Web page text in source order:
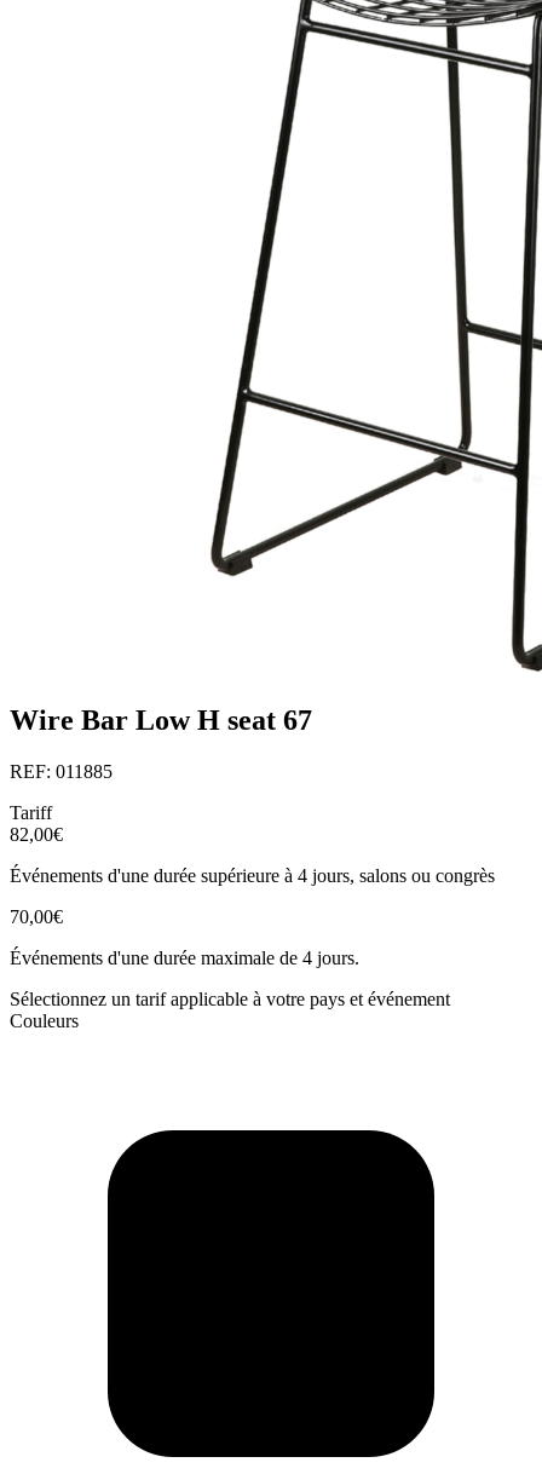
Wire Bar Low H seat 67
REF: 011885
Tariff
82,00€
Événements d'une durée supérieure à 4 jours, salons ou congrès
70,00€
Événements d'une durée maximale de 4 jours.
Sélectionnez un tarif applicable à votre pays et événement
Couleurs